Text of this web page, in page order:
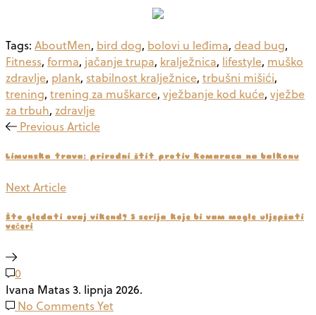
Tags: AboutMen, bird dog, bolovi u leđima, dead bug,
Fitness, forma, jačanje trupa, kralježnica, lifestyle, muško
zdravlje, plank, stabilnost kralježnice, trbušni mišići,
trening, trening za muškarce, vježbanje kod kuće, vježbe
za trbuh, zdravlje
Previous Article
Limunska trava: prirodni štit protiv komaraca na balkonu
Next Article
Što gledati ovaj vikend? 5 serija koje bi vam mogle uljepšati
večeri
0
Ivana Matas3. lipnja 2026.
No Comments Yet